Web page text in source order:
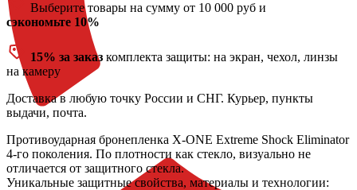
Выберите товары на сумму от 10 000 руб и
сэкономьте 10%
15% за заказ комплекта защиты: на экран, чехол, линзы
на камеру
Доставкав любую точку России и СНГ. Курьер, пункты
выдачи, почта.
Противоударная бронепленка X-ONE Extreme Shock Eliminator
4-го поколения. По плотности как стекло, визуально не
отличается от защитного стекла.
Уникальные защитные свойства, материалы и технологии: